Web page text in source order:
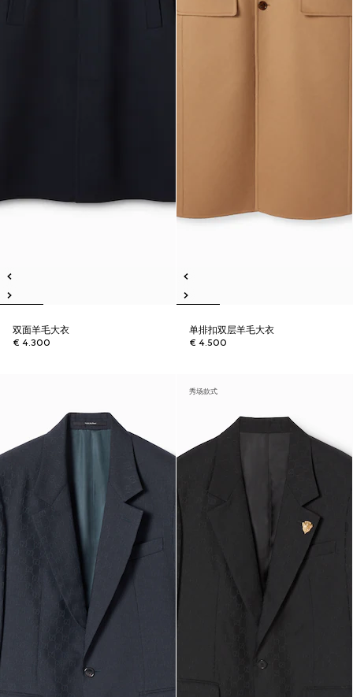
双面羊毛大衣
€ 4.300
单排扣双层羊毛大衣
€ 4.500
秀场款式